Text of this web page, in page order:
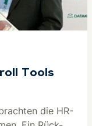
Tools
die HR-